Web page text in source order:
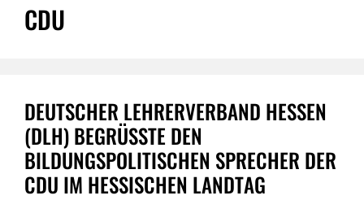
CDU
DEUTSCHER LEHRERVERBAND HESSEN
(DLH) BEGRÜSSTE DEN B
ILDUNGSPOLITISCHEN SPRECHER DER C
DU IM HESSISCHEN LANDTAG